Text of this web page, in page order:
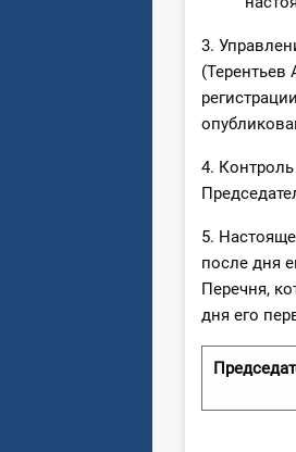
3.
(Терентьев
4.
5.
после дня
Перечня,
дня его